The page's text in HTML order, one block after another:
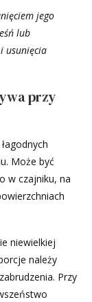
jego
lub
usunięcia
przy
Może być
w czajniku, na
niewielkiej
należy
Przy